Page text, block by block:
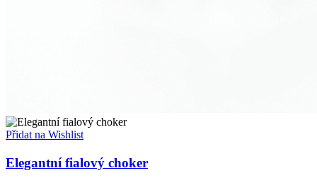
Přidat na Wishlist
Elegantní fialový choker